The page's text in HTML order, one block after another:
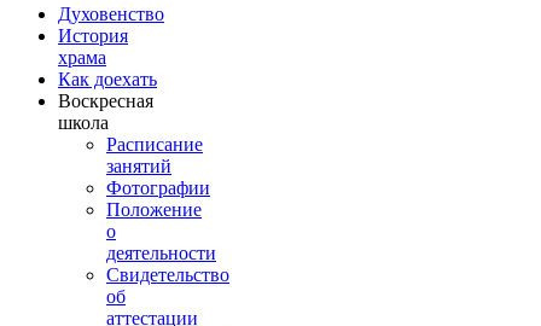
Духовенство
История
храма
Как доехать
Воскресная
школа
Расписание
занятий
Фотографии
Положение
о
деятельности
Свидетельство
об
аттестации